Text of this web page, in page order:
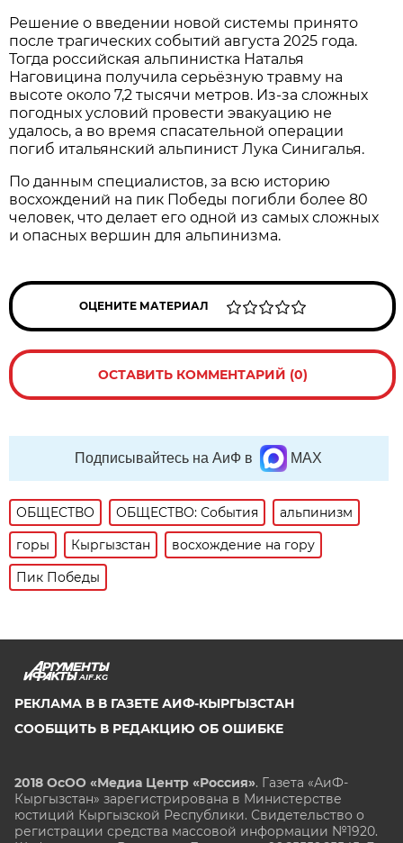
Решение о введении новой системы принято
после трагических событий августа 2025 года.
Тогда российская альпинистка Наталья
Наговицина получила серьёзную травму на
высоте около 7,2 тысячи метров. Из-за сложных
погодных условий провести эвакуацию не
удалось, а во время спасательной операции
погиб итальянский альпинист Лука Синигалья.
По данным специалистов, за всю историю
восхождений на пик Победы погибли более 80
человек, что делает его одной из самых сложных
и опасных вершин для альпинизма.
ОЦЕНИТЕ МАТЕРИАЛ
ОСТАВИТЬ КОММЕНТАРИЙ (0)
Подписывайтесь на АиФ в MAX
ОБЩЕСТВО ОБЩЕСТВО: События
альпинизм
горы
Кыргызстан
восхождение на гору
Пик Победы
AIF.KG
РЕКЛАМА В В ГАЗЕТЕ АИФ-КЫРГЫЗСТАН
СООБЩИТЬ В РЕДАКЦИЮ ОБ ОШИБКЕ
2018 ОсОО «Медиа Центр «Россия». Газета «АиФ-
Кыргызстан» зарегистрирована в Министерстве
юстиций Кыргызской Республики. Свидетельство о
регистрации средства массовой информации №1920.